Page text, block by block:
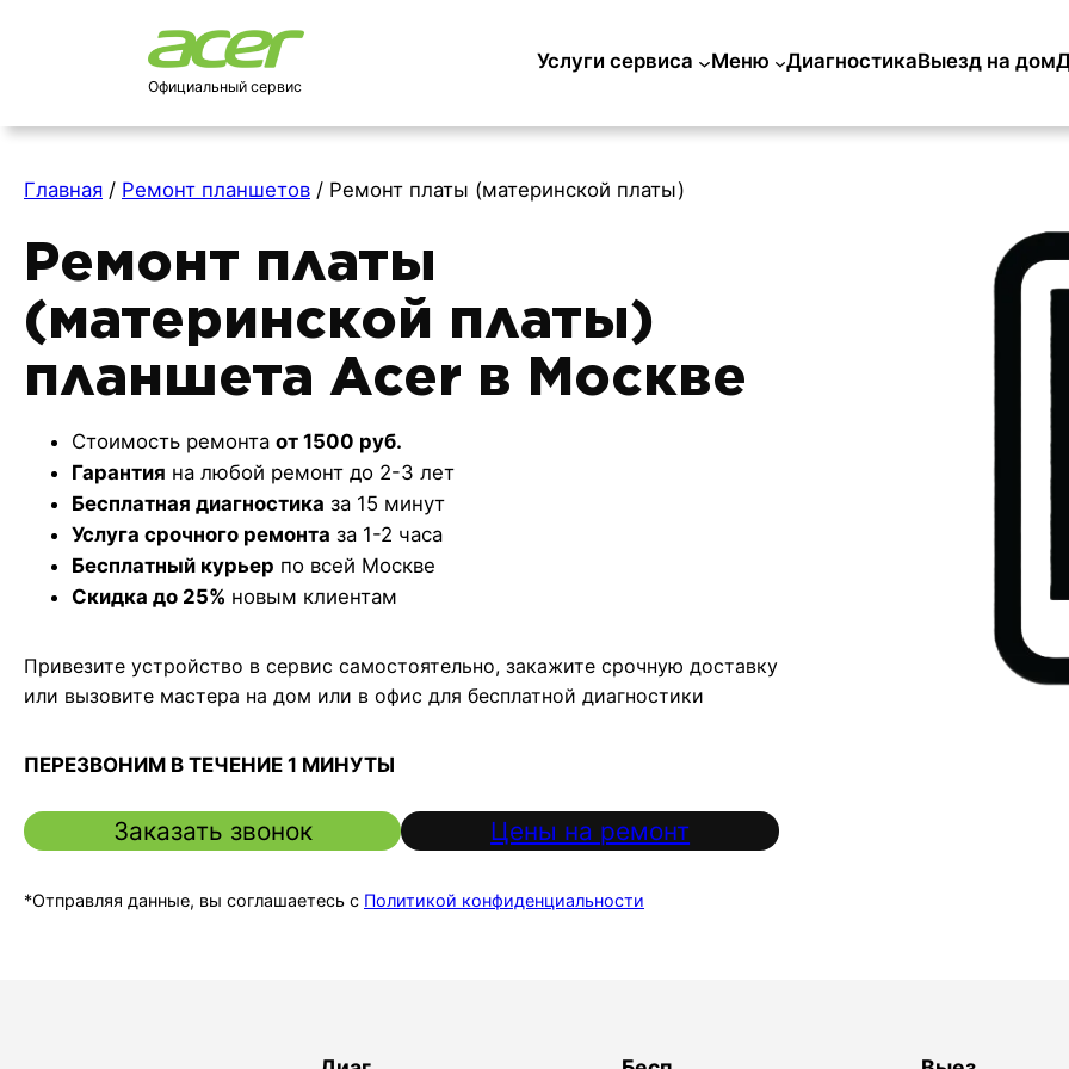
Официальный сервис
Услуги сервиса Меню ДиагностикаВыезд на дом
Главная / Ремонт планшетов / Ремонт платы (материнской платы)
Ремонт платы
(материнской платы)
планшета Acer в Москве
Стоимость ремонта от 1500 руб.
Гарантия на любой ремонт до 2-3 лет
Бесплатная диагностика за 15 минут
Услуга срочного ремонта за 1-2 часа
Бесплатный курьер по всей Москве
Скидка до 25% новым клиентам
Привезите устройство в сервис самостоятельно, закажите срочную доставку
или вызовите мастера на дом или в офис для бесплатной диагностики
ПЕРЕЗВОНИМ В ТЕЧЕНИЕ 1 МИНУТЫ
Заказать звонок Цены на ремонт
*Отправляя данные, вы соглашаетесь с Политикой конфиденциальности